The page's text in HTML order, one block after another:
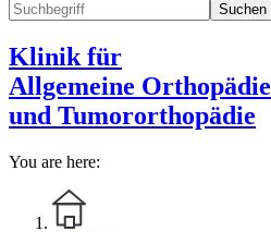
Suchen
Klinik für
Allgemeine Orthopädie
und Tumororthopädie
You are here: